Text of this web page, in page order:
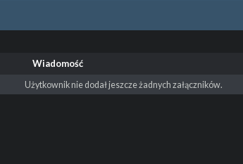
Wiadomość
Użytkownik nie dodał jeszcze żadnych załączników.